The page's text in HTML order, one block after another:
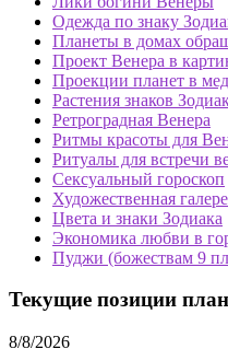
Одежда по знаку
Планеты в домах
Проект Венера в
Проекции планет в
Растения знаков
Ретроградная Венера
Ритмы красоты для
Ритуалы для встречи
Сексуальный гороскоп
Художественная
Цвета и знаки Зодиака
Экономика любви в
Пуджи (божествам 9
Текущие позиции
8/8/2026